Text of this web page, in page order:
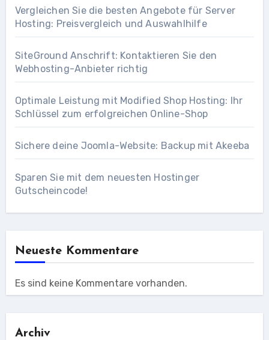
Vergleichen Sie die besten Angebote für Server
Hosting: Preisvergleich und Auswahlhilfe
SiteGround Anschrift: Kontaktieren Sie den
Webhosting-Anbieter richtig
Optimale Leistung mit Modified Shop Hosting: Ihr
Schlüssel zum erfolgreichen Online-Shop
Sichere deine Joomla-Website: Backup mit Akeeba
Sparen Sie mit dem neuesten Hostinger
Gutscheincode!
Neueste Kommentare
Es sind keine Kommentare vorhanden.
Archiv